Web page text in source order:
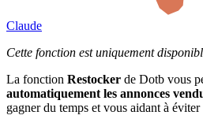
Claude
Cette fonction est uniquement
La fonction Restocker de Dotb vous
automatiquement les annonces
gagner du temps et vous aidant à éviter